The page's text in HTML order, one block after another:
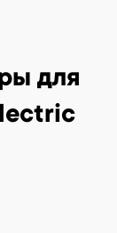
для